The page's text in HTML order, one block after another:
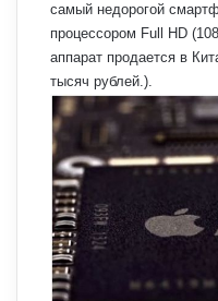
самый недорогой
процессором Full HD
аппарат продается в
тысяч рублей.).